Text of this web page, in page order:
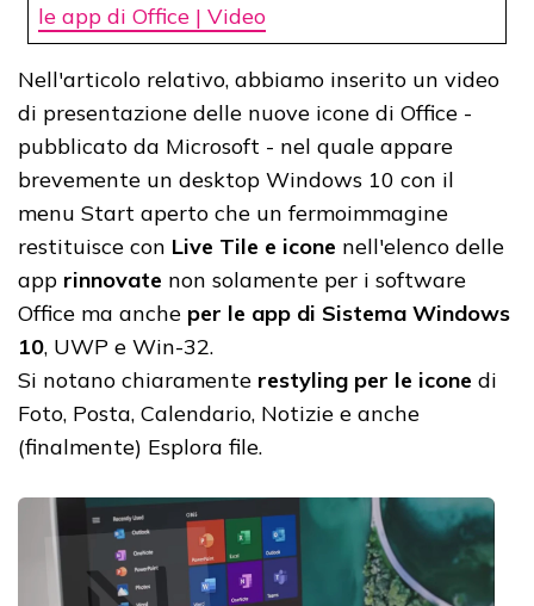
le app di Office | Video
Nell'articolo relativo, abbiamo inserito un video
di presentazione delle nuove icone di Office -
pubblicato da Microsoft - nel quale appare
brevemente un desktop Windows 10 con il
menu Start aperto che un fermoimmagine
restituisce con Live Tile e icone nell'elenco delle
app rinnovate non solamente per i software
Office ma anche per le app di Sistema Windows
10, UWP e Win-32.
Si notano chiaramente restyling per le icone di
Foto, Posta, Calendario, Notizie e anche
(finalmente) Esplora file.